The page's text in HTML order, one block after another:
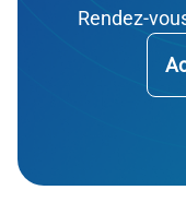
Rendez-